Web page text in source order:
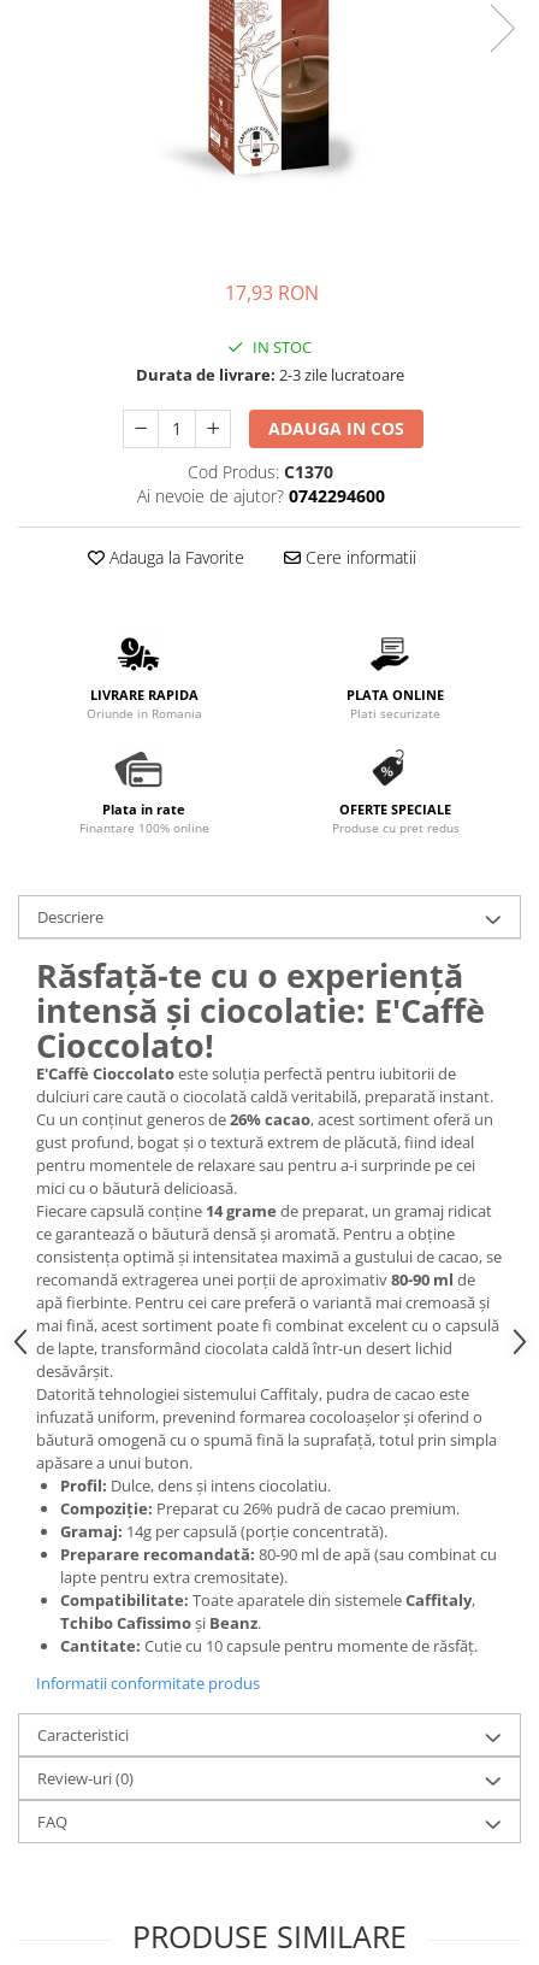
17,93 RON
IN STOC
Durata de livrare: 2-3 zile lucratoare
ADAUGA IN COS
Cod Produs: C1370
Ai nevoie de ajutor? 0742294600
Adauga la Favorite Cere informatii
LIVRARE RAPIDA
Oriunde in Romania
PLATA ONLINE
Plati securizate
Plata in rate
Finantare 100% online
OFERTE SPECIALE
Produse cu pret redus
Descriere
Răsfață-te cu o experiență
intensă și ciocolatie: E'Caffè
Cioccolato!
E'Caffè Cioccolatoeste soluția perfectă pentru iubitorii de
dulciuri care caută o ciocolată caldă veritabilă, preparată instant.
Cu un conținut generos de26% cacao, acest sortiment oferă un
gust profund, bogat și o textură extrem de plăcută, fiind ideal
pentru momentele de relaxare sau pentru a-i surprinde pe cei
mici cu o băutură delicioasă.
Fiecare capsulă conține 14 grame de preparat, un gramaj ridicat
ce garantează o băutură densă și aromată. Pentru a obține
consistența optimă și intensitatea maximă a gustului de cacao, se
recomandă extragerea unei porții de aproximativ80-90 ml de
apă fierbinte. Pentru cei care preferă o variantă mai cremoasă și
mai fină, acest sortiment poate fi combinat excelent cu o capsulă
de lapte, transformând ciocolata caldă într-un desert lichid
desăvârșit.
Datorită tehnologiei sistemului Caffitaly, pudra de cacao este
infuzată uniform, prevenind formarea cocoloașelor și oferind o
băutură omogenă cu o spumă fină la suprafață, totul prin simpla
apăsare a unui buton.
Profil: Dulce, dens și intens ciocolatiu.
Compoziție: Preparat cu 26% pudră de cacao premium.
Gramaj: 14g per capsulă (porție concentrată).
Preparare recomandată: 80-90 ml de apă (sau combinat cu
lapte pentru extra cremositate).
Compatibilitate: Toate aparatele din sistemeleCaffitaly,
Tchibo Cafissimoși Beanz.
Cantitate: Cutie cu 10 capsule pentru momente de răsfăț.
Informatii conformitate produs
Caracteristici
Review-uri(0)
FAQ
PRODUSE SIMILARE